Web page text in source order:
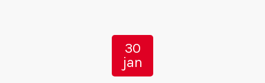
30
jan